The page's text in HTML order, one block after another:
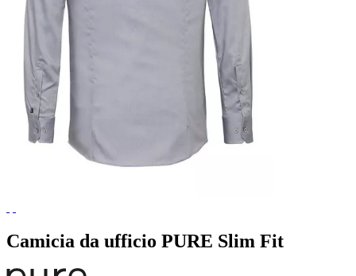
Camicia da ufficio PURE Slim Fit